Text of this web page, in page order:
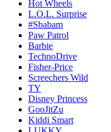
Hot Wheels
L.O.L. Surprise
#Sbabam
Paw Patrol
Barbie
TechnoDrive
Fisher-Price
Screechers Wild
TY
Disney Princess
GooJitZu
Kiddi Smart